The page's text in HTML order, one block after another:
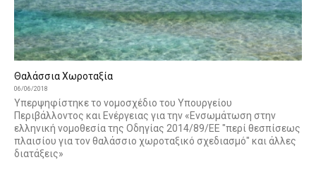
Θαλάσσια Χωροταξία
06/06/2018
Υπερψηφίστηκε το νομοσχέδιο του Υπουργείου
Περιβάλλοντος και Ενέργειας για την «Ενσωμάτωση στην
ελληνική νομοθεσία της Οδηγίας 2014/89/ΕΕ "περί θεσπίσεως
πλαισίου για τον θαλάσσιο χωροταξικό σχεδιασμό" και άλλες
διατάξεις»